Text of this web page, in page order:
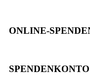
ONLINE-
SPENDENKONTO